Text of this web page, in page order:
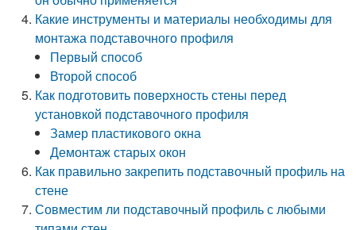
Какие инструменты и материалы необходимы для
монтажа подставочного профиля
Первый способ
Второй способ
Как подготовить поверхность стены перед
установкой подставочного профиля
Замер пластикового окна
Демонтаж старых окон
Как правильно закрепить подставочный профиль на
стене
Совместим ли подставочный профиль с любыми